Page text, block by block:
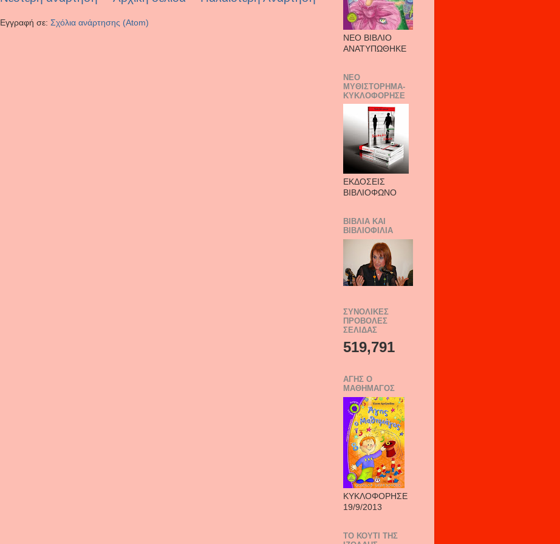
Εγγραφή σε: Σχόλια ανάρτησης (Atom)
ΝΕΟ ΒΙΒΛΙΟ
ΑΝΑΤΥΠΩΘΗΚΕ
ΝΕΟ
ΜΥΘΙΣΤΟΡΗΜΑ-
ΚΥΚΛΟΦΟΡΗΣΕ
ΕΚΔΟΣΕΙΣ
ΒΙΒΛΙΟΦΩΝΟ
ΒΙΒΛΙΑ ΚΑΙ
ΒΙΒΛΙΟΦΙΛΙΑ
ΣΥΝΟΛΙΚΈΣ
ΠΡΟΒΟΛΈΣ
ΣΕΛΊΔΑΣ
519,791
AΓΗΣ Ο
ΜΑΘΗΜΑΓΟΣ
ΚΥΚΛΟΦΟΡΗΣΕ
19/9/2013
ΤΟ ΚΟΥΤΙ ΤΗΣ